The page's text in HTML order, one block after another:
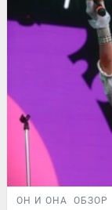
ОН И ОНА ОБЗОР